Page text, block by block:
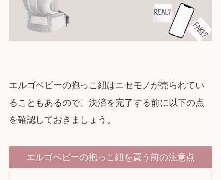
エルゴベビーの抱っこ紐はニセモノが売られてい
ることもあるので、決済を完了する前に以下の点
を確認しておきましょう。
エルゴベビーの抱っこ紐を買う前の注意点